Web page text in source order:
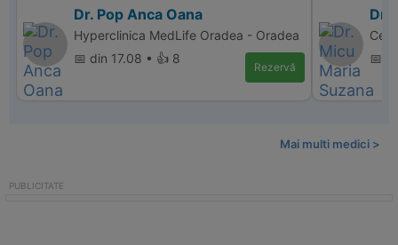
Dr. Pop Anca Oana
Hyperclinica MedLife Oradea - Oradea
📅 din 17.08 • 👍 8
Rezervă
Dr.
📅
Mai multi medici >